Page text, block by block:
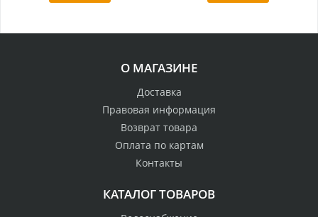
О МАГАЗИНЕ
Доставка
Правовая информация
Возврат товара
Оплата по картам
Контакты
КАТАЛОГ ТОВАРОВ